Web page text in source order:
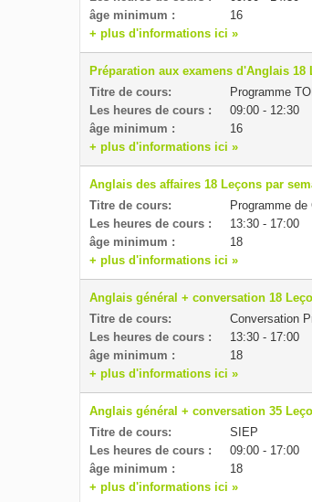
âge minimum :
16
+ plus d'informations ici »
Préparation aux examens d'Anglais 18
Titre de cours:
Programme
Les heures de cours :
09:00 - 12:30
âge minimum :
16
+ plus d'informations ici »
Anglais des affaires 18 Leçons par
Titre de cours:
Programme
Les heures de cours :
13:30 - 17:00
âge minimum :
18
+ plus d'informations ici »
Anglais général + conversation 18
Titre de cours:
Conversation
Les heures de cours :
13:30 - 17:00
âge minimum :
18
+ plus d'informations ici »
Anglais général + conversation 35
Titre de cours:
SIEP
Les heures de cours :
09:00 - 17:00
âge minimum :
18
+ plus d'informations ici »